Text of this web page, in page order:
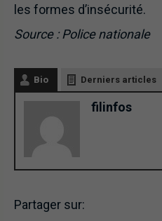
les formes d’insécurité.
Source : Police nationale
Bio Derniers articles
filinfos
Partager sur: